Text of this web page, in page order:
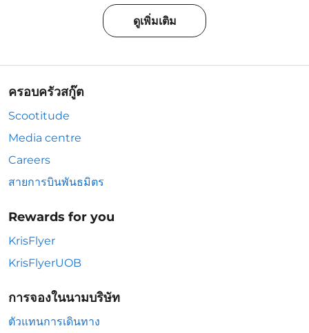
ดูเพิ่มเติม
ครอบครัวสกู๊ต
Scootitude
Media centre
Careers
สายการบินพันธมิตร
Rewards for you
KrisFlyer
KrisFlyerUOB
การจองในนามบริษัท
ตัวแทนการเดินทาง